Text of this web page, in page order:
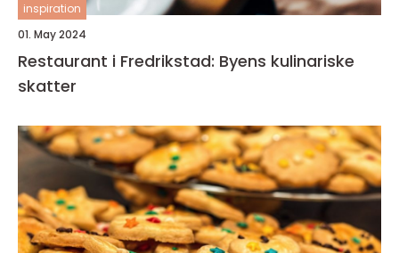
inspiration
01. May 2024
Restaurant i Fredrikstad: Byens kulinariske
skatter